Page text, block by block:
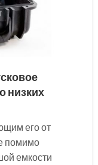
низких
его от
помимо
емкости